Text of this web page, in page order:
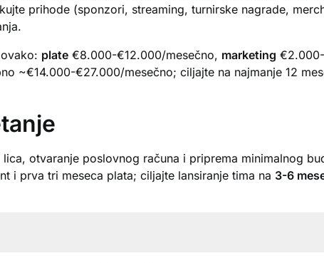
prihode (sponzori, streaming, turnirske nagrade,
plate €8.000-€12.000/mesečno, marketing
~€14.000-€27.000/mesečno; ciljajte na najmanje 12
otvaranje poslovnog računa i priprema minimalnog
i prva tri meseca plata; ciljajte lansiranje tima na 3-6